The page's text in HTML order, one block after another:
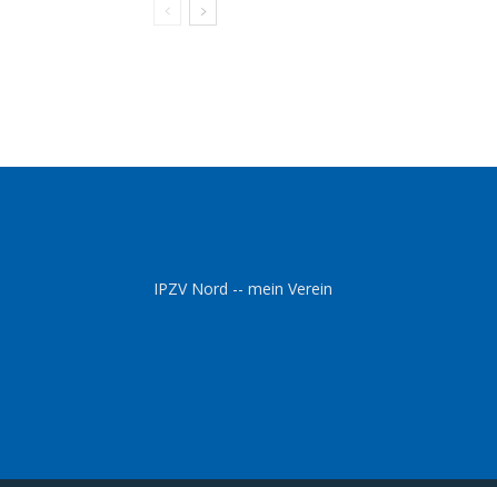
IPZV Nord -- mein Verein